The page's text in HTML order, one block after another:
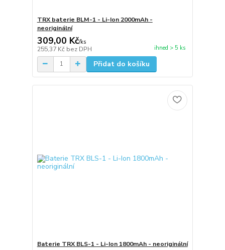
TRX baterie BLM-1 - Li-Ion 2000mAh -
neoriginální
309,00 Kč/ks
255,37 Kč bez DPH ihned > 5 ks
Přidat do košíku
Baterie TRX BLS-1 - Li-Ion 1800mAh - neoriginální